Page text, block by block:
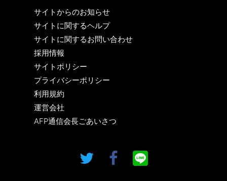
サイトからのお知らせ
サイトに関するヘルプ
サイトに関するお問い合わせ
採用情報
サイトポリシー
プライバシーポリシー
利用規約
運営会社
AFP通信会長ごあいさつ